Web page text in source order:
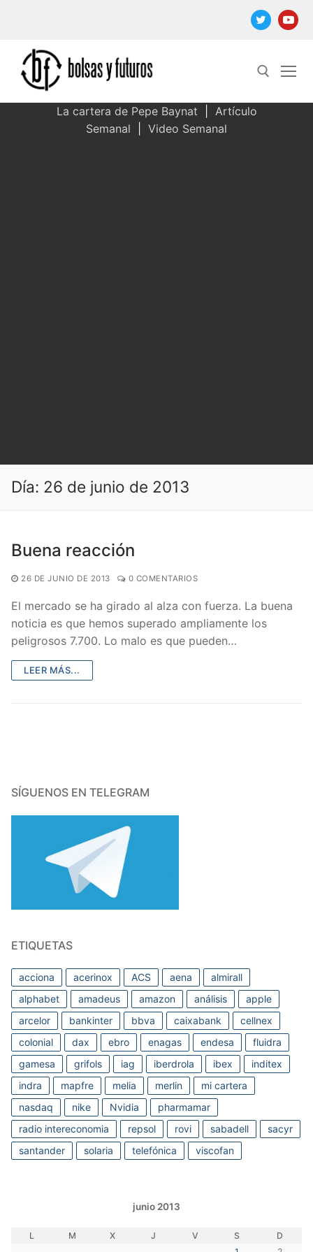
Buscar:
La cartera de Pepe Baynat
Artículo
Semanal
Video Semanal
Día: 26 de junio de 2013
Buena reacción
26 DE JUNIO DE 2013 0 COMENTARIOS
El mercado se ha girado al alza con fuerza. La buena
noticia es que hemos superado ampliamente los
peligrosos 7.700. Lo malo es que pueden…
LEER MÁS...
SÍGUENOS EN TELEGRAM
ETIQUETAS
acciona acerinox ACS aena
almirall
alphabet
amadeus amazon análisis
apple
arcelor
bankinter bbva caixabank
cellnex
colonial
dax ebro enagas endesa
fluidra
gamesa
grifols iag iberdrola ibex
inditex
indra
mapfre melia merlin
mi cartera
nasdaq
nike Nvidia
pharmamar
radio intereconomia
repsol rovi sabadell
sacyr
santander
solaria telefónica viscofan
junio 2013
L M X J V S
D